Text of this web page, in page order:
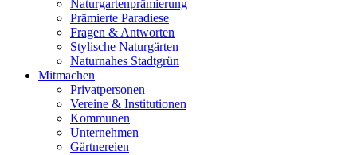
Naturgartenprämierung
Prämierte Paradiese
Fragen & Antworten
Stylische Naturgärten
Naturnahes Stadtgrün
Mitmachen
Privatpersonen
Vereine & Institutionen
Kommunen
Unternehmen
Gärtnereien